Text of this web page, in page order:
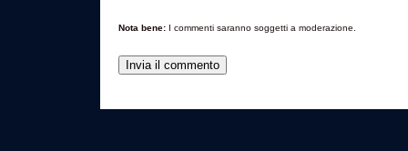
Nota bene: I commenti saranno soggetti a moderazione.